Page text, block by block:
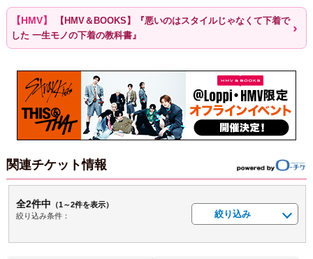
【HMV＆BOOKS】『悪いのはスタイルじゃなくて下着で
した 一生モノの下着の教科書』
関連チケット情報
全2件中 （1～2件を表示）
絞り込み条件：
絞り込み